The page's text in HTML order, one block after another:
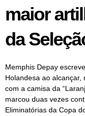
maior
da
Memphis Depay
Holandesa ao
com a camisa da
marcou duas vezes
Eliminatórias da Copa